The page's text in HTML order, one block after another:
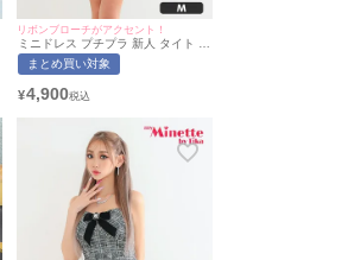
リボンブローチがアクセント！
ミニドレス プチプラ 新人 タイト ツ
イード ワンピース 韓国ドレス キャ
ミソール 低身長 リボン ブローチ ベ
用/Mサイズ対応) | myMinette/マイ
まとめ買い対象
¥4,900